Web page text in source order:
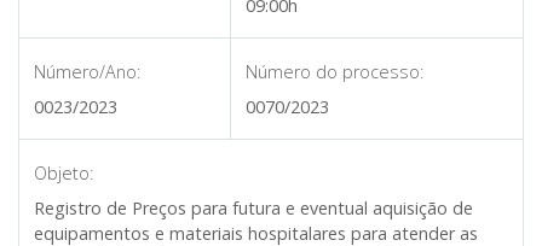
09:00h
Número/Ano:
0023/2023
Número do processo:
0070/2023
Objeto:
Registro de Preços para futura e eventual aquisição de
equipamentos e materiais hospitalares para atender as